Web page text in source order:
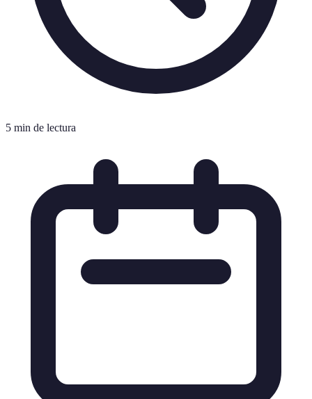
5 min de lectura